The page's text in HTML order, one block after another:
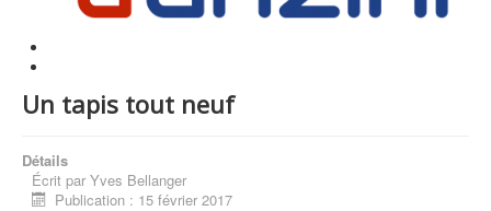
Un tapis tout neuf
Détails
Écrit par Yves Bellanger
Publication : 15 février 2017